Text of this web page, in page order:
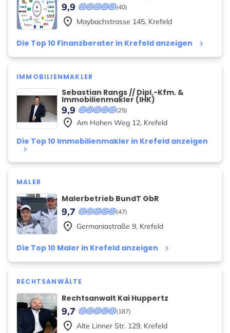
(40)
9,9
Die Top 10 Finanzberater in Krefeld anzeigen keyboard_arrow_right
place Maybachstrasse 145, Krefeld
IMMOBILIENMAKLER
Sebastian Rangs // Dipl.-Kfm. &
Immobilienmakler (IHK)
(25)
9,9
Die Top 10 Immobilienmakler in Krefeld anzeigen
keyboard_arrow_right
place Am Hohen Weg 12, Krefeld
MALER
Malerbetrieb BundT GbR
(47)
9,7
Die Top 10 Maler in Krefeld anzeigen keyboard_arrow_right
place Germaniastraße 9, Krefeld
RECHTSANWÄLTE
Rechtsanwalt Kai Huppertz
(187)
9,7
place Alte Linner Str. 129, Krefeld